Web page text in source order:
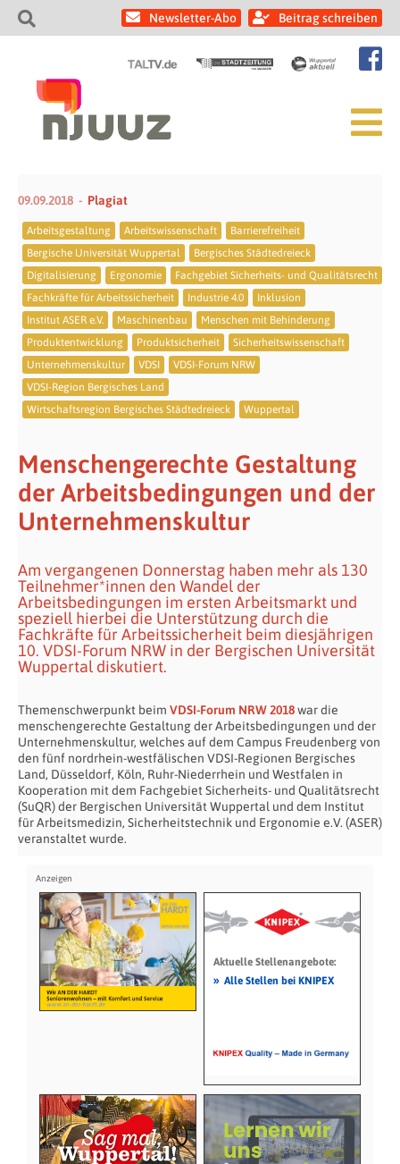
Newsletter-Abo Beitrag schreiben
09.09.2018 Plagiat
Arbeitsgestaltung Arbeitswissenschaft
Barrierefreiheit
Bergische Universität Wuppertal
Bergisches Städtedreieck
Digitalisierung
Ergonomie
Fachgebiet Sicherheits- und Qualitätsrecht
Fachkräfte für Arbeitssicherheit
Industrie 4.0
Inklusion
Institut ASER e.V.
Maschinenbau
Menschen mit Behinderung
Produktentwicklung
Produktsicherheit
Sicherheitswissenschaft
Unternehmenskultur
VDSI
VDSI-Forum NRW
VDSI-Region Bergisches Land
Wirtschaftsregion Bergisches Städtedreieck
Wuppertal
Menschengerechte Gestaltung
der Arbeitsbedingungen und der
Unternehmenskultur
Am vergangenen Donnerstag haben mehr als 130
Teilnehmer*innen den Wandel der
Arbeitsbedingungen im ersten Arbeitsmarkt und
speziell hierbei die Unterstützung durch die
Fachkräfte für Arbeitssicherheit beim diesjährigen
10. VDSI-Forum NRW in der Bergischen Universität
Wuppertal diskutiert.
Themenschwerpunkt beim VDSI-Forum NRW 2018war die
menschengerechte Gestaltung der Arbeitsbedingungen und der
Unternehmenskultur, welches auf dem Campus Freudenberg von
den fünf nordrhein-westfälischen VDSI-Regionen Bergisches
Land, Düsseldorf, Köln, Ruhr-Niederrhein und Westfalen in
Kooperation mit dem Fachgebiet Sicherheits- und Qualitätsrecht
(SuQR) der Bergischen Universität Wuppertal und dem Institut
für Arbeitsmedizin, Sicherheitstechnik und Ergonomie e.V. (ASER)
veranstaltet wurde.
Aktuelle Stellenangebote:
» Alle Stellen bei KNIPEX